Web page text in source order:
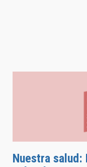
Nuestra salud: